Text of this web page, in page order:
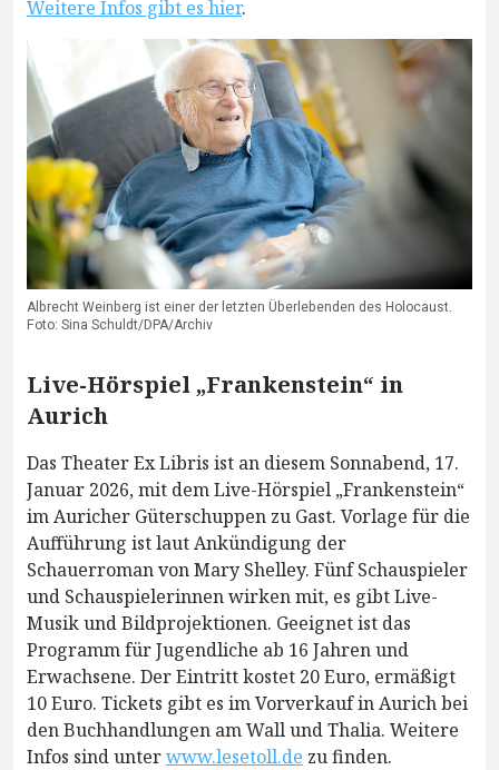
Weitere Infos gibt es hier.
Albrecht Weinberg ist einer der letzten Überlebenden des Holocaust.
Foto: Sina Schuldt/DPA/Archiv
Live-Hörspiel „Frankenstein“ in
Aurich
Das Theater Ex Libris ist an diesem Sonnabend, 17.
Januar 2026, mit dem Live-Hörspiel „Frankenstein“
im Auricher Güterschuppen zu Gast. Vorlage für die
Aufführung ist laut Ankündigung der
Schauerroman von Mary Shelley. Fünf Schauspieler
und Schauspielerinnen wirken mit, es gibt Live-
Musik und Bildprojektionen. Geeignet ist das
Programm für Jugendliche ab 16 Jahren und
Erwachsene. Der Eintritt kostet 20 Euro, ermäßigt
10 Euro. Tickets gibt es im Vorverkauf in Aurich bei
den Buchhandlungen am Wall und Thalia. Weitere
Infos sind unterwww.lesetoll.de zu finden.